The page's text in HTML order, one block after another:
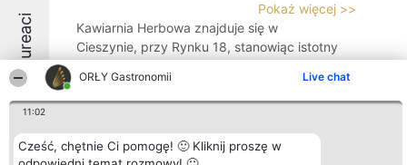
ORŁY Gastronomii Live chat
11:02
Cześć, chętnie Ci pomogę! 🙂 Kliknij proszę w
Laureaci
Pokaż więcej >>
Kawiarnia Herbowa znajduje się w
Cieszynie, przy Rynku 18, stanowiąc istotny
Usytuowana w zabytkowej kamienicy z XVI
wieku, kawiarnia należy do najstarszych
...